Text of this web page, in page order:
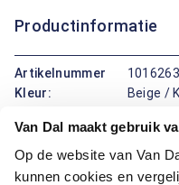
Van Dal maakt gebruik
Op de website van Van
kunnen cookies en
Productinformatie
Artikelnummer
Kleur:
Beige /
Pasvorm:
Motief:
Uni